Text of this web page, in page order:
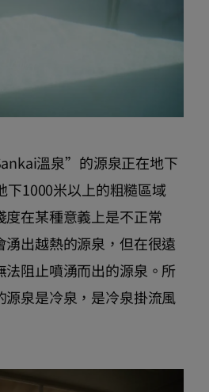
溫泉”的源泉正在地下
下1000米以上的粗糙區域
度在某種意義上是不正常
湧出越熱的源泉，但在很遠
法阻止噴湧而出的源泉。所
泉是冷泉，是冷泉掛流風